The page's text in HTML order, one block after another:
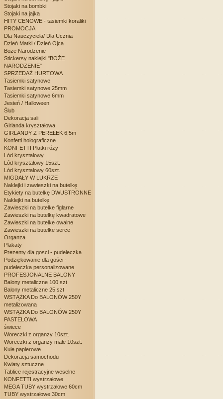
Stojaki na bombki
Stojaki na jajka
HITY CENOWE - tasiemki koraliki
PROMOCJA
Dla Nauczyciela/ Dla Ucznia
Dzień Matki / Dzień Ojca
Boże Narodzenie
Stickersy naklejki "BOŻE
NARODZENIE"
SPRZEDAŻ HURTOWA
Tasiemki satynowe
Tasiemki satynowe 25mm
Tasiemki satynowe 6mm
Jesień / Halloween
Ślub
Dekoracja sali
Girlanda kryształowa
GIRLANDY Z PEREŁEK 6,5m
Konfetti holograficzne
KONFETTI Płatki róży
Lód kryształowy
Lód kryształowy 15szt.
Lód kryształowy 60szt.
MIGDAŁY W LUKRZE
Naklejki i zawieszki na butelkę
Etykiety na butelkę DWUSTRONNE
Naklejki na butelkę
Zawieszki na butelke figlarne
Zawieszki na butelkę kwadratowe
Zawieszki na butelke owalne
Zawieszki na butelke serce
Organza
Plakaty
Prezenty dla gosci - pudełeczka
Podziękowanie dla gości -
pudełeczka personalizowane
PROFESJONALNE BALONY
Balony metaliczne 100 szt
Balony metaliczne 25 szt
WSTĄŻKA Do BALONÓW 250Y
metalizowana
WSTĄŻKA Do BALONÓW 250Y
PASTELOWA
świece
Woreczki z organzy 10szt.
Woreczki z organzy małe 10szt.
Kule papierowe
Dekoracja samochodu
Kwiaty sztuczne
Tablice rejestracyjne weselne
KONFETTI wystrzałowe
MEGA TUBY wystrzałowe 60cm
TUBY wystrzałowe 30cm